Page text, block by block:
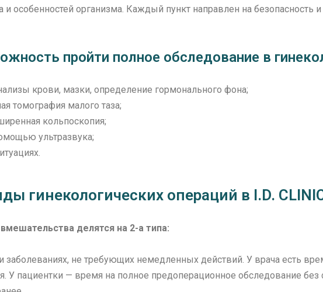
и особенностей организма. Каждый пункт направлен на безопасность
пройти полное обследование в
крови, мазки, определение гормонального фона;
томография малого таза;
кольпоскопия;
ультразвука;
гинекологических операций в I.D.
делятся на 2-а типа:
заболеваниях, не требующих немедленных действий. У врача есть
У пациентки — время на полное предоперационное обследование без